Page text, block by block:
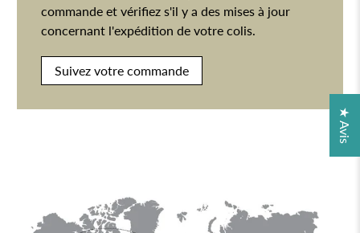
commande et vérifiez s'il y a des mises à jour
concernant l'expédition de votre colis.
Suivez votre commande
★ Avis